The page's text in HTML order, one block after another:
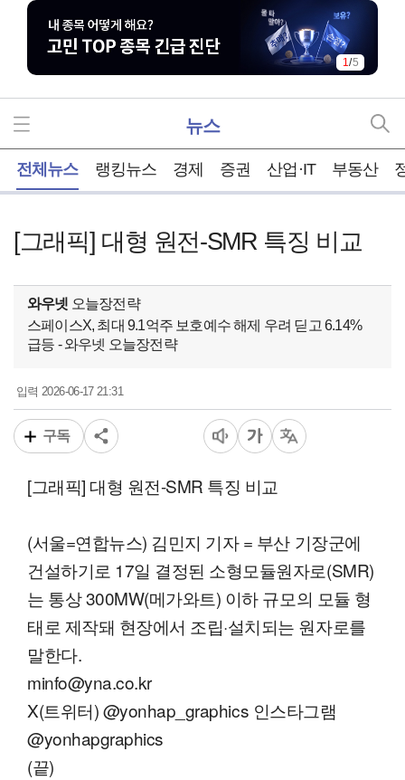
1/5
뉴스
전체뉴스 랭킹뉴스 경제 증권 산업·IT 부동산
[그래픽] 대형 원전-SMR 특징 비교
와우넷 오늘장전략
스페이스X, 최대 9.1억주 보호예수 해제 우려 딛고 6.14%
급등 - 와우넷 오늘장전략
입력2026-06-17 21:31
구독
[그래픽] 대형 원전-SMR 특징 비교
(서울=연합뉴스) 김민지 기자 = 부산 기장군에
건설하기로 17일 결정된 소형모듈원자로(SMR)
는 통상 300MW(메가와트) 이하 규모의 모듈 형
태로 제작돼 현장에서 조립·설치되는 원자로를
말한다.
minfo@yna.co.kr
X(트위터) @yonhap_graphics 인스타그램
@yonhapgraphics
(끝)